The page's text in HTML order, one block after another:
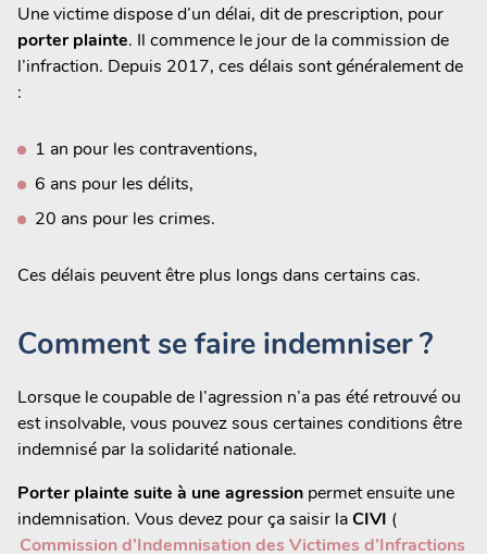
Une victime dispose d’un délai, dit de prescription, pour
porter plainte. Il commence le jour de la commission de
l’infraction. Depuis 2017, ces délais sont généralement de
:
1 an pour les contraventions,
6 ans pour les délits,
20 ans pour les crimes.
Ces délais peuvent être plus longs dans certains cas.
Comment se faire indemniser ?
Lorsque le coupable de l’agression n’a pas été retrouvé ou
est insolvable, vous pouvez sous certaines conditions être
indemnisé par la solidarité nationale.
Porter plainte suite à une agression permet ensuite une
indemnisation. Vous devez pour ça saisir laCIVI (
Commission d’Indemnisation des Victimes d’Infractions